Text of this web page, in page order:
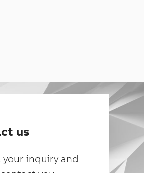
us
inquiry and